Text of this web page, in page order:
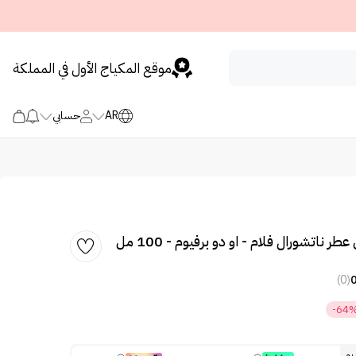
موقع المكياج الأول في المملكة
AR حسابي
ناتشورال فلام - او دو برفيوم - 100 مل
0
(0)
-